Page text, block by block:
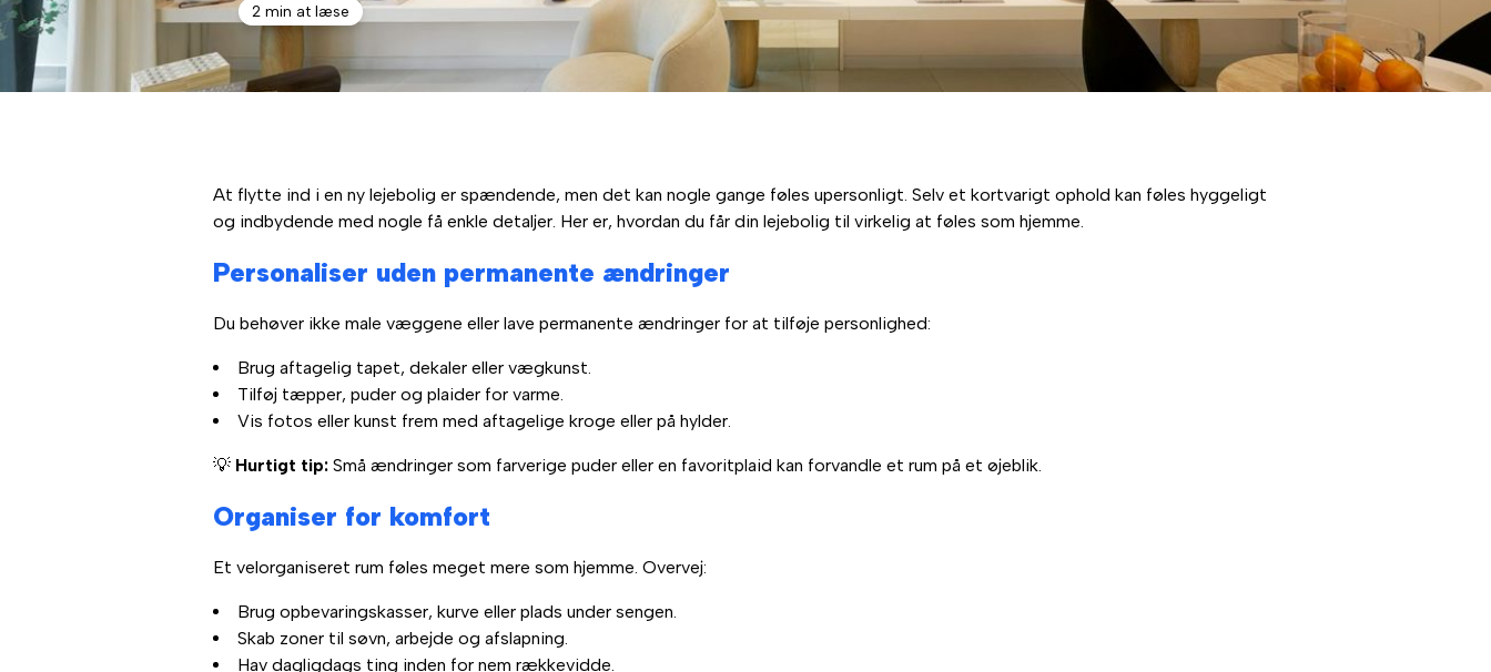
2 min at læse
At flytte ind i en ny lejebolig er spændende, men det kan nogle gange føles upersonligt. Selv et kortvarigt ophold kan føles hyggeligt
og indbydende med nogle få enkle detaljer. Her er, hvordan du får din lejebolig til virkelig at føles som hjemme.
Personaliser uden permanente ændringer
Du behøver ikke male væggene eller lave permanente ændringer for at tilføje personlighed:
Brug aftagelig tapet, dekaler eller vægkunst.
Tilføj tæpper, puder og plaider for varme.
Vis fotos eller kunst frem med aftagelige kroge eller på hylder.
💡 Hurtigt tip: Små ændringer som farverige puder eller en favoritplaid kan forvandle et rum på et øjeblik.
Organiser for komfort
Et velorganiseret rum føles meget mere som hjemme. Overvej:
Brug opbevaringskasser, kurve eller plads under sengen.
Skab zoner til søvn, arbejde og afslapning.
Hav dagligdags ting inden for nem rækkevidde.